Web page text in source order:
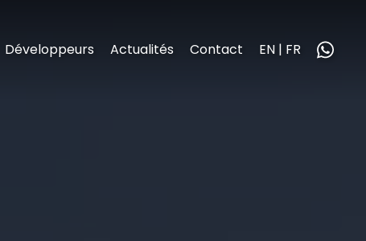
Développeurs Actualités Contact EN | FR